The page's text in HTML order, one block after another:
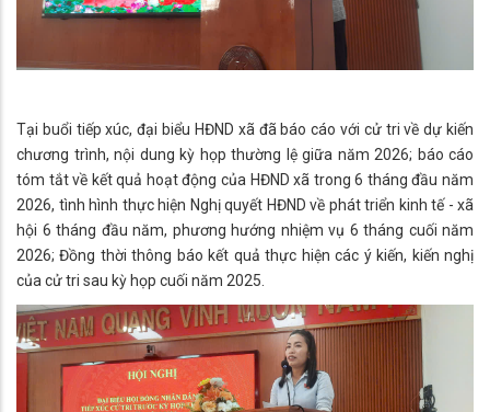
Tại buổi tiếp xúc, đại biểu HĐND xã đã báo cáo với cử tri về dự kiến
chương trình, nội dung kỳ họp thường lệ giữa năm 2026; báo cáo
tóm tắt về kết quả hoạt động của HĐND xã trong 6 tháng đầu năm
2026, tình hình thực hiện Nghị quyết HĐND về phát triển kinh tế - xã
hội 6 tháng đầu năm, phương hướng nhiệm vụ 6 tháng cuối năm
2026; Đồng thời thông báo kết quả thực hiện các ý kiến, kiến nghị
của cử tri sau kỳ họp cuối năm 2025.